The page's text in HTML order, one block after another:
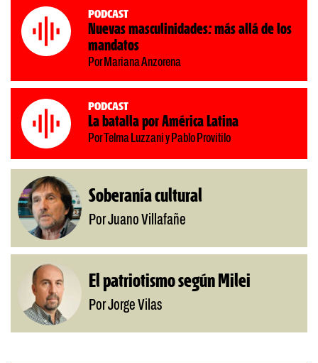
Podcast
Nuevas masculinidades: más allá de los
mandatos
Por Mariana Anzorena
Podcast
La batalla por América Latina
Por Telma Luzzani y Pablo Provitilo
Soberanía cultural
Por Juano Villafañe
El patriotismo según Milei
Por Jorge Vilas